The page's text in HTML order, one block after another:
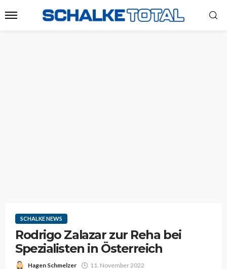
SCHALKE NEWS
Rodrigo Zalazar zur Reha bei
Spezialisten in Österreich
Hagen Schmelzer 11. November 2022